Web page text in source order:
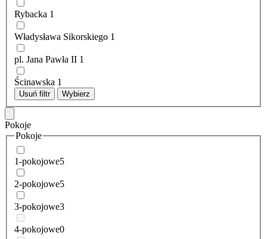
Rybacka 1
Władysława Sikorskiego 1
pl. Jana Pawła II 1
Ścinawska 1
Usuń filtr Wybierz
Pokoje
Pokoje
1-pokojowe5
2-pokojowe5
3-pokojowe3
4-pokojowe0